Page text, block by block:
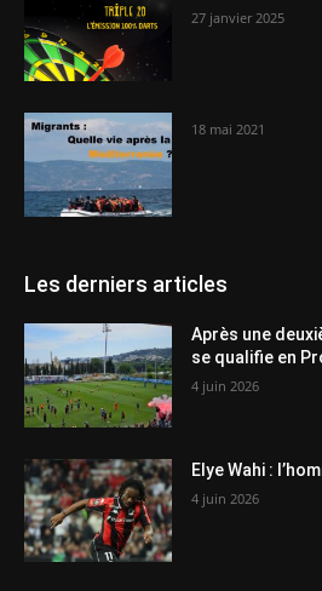
27 janvier 2025
18 mai 2021
Les derniers articles
Après une
se qualifie en
4 juin 2026
Elye Wahi :
4 juin 2026